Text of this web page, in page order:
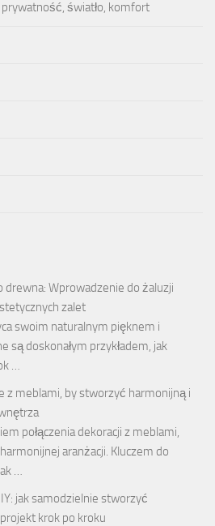
prywatność, światło, komfort
drewna: Wprowadzenie do żaluzji
zalet
swoim naturalnym pięknem i
są doskonałym przykładem, jak
…
z meblami, by stworzyć harmonijną i
połączenia dekoracji z meblami,
aranżacji. Kluczem do
…
jak samodzielnie stworzyć
krok po kroku